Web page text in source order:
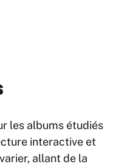
les albums étudiés
interactive et
allant de la